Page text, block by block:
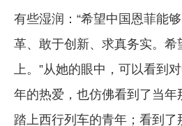
有些湿润：“希望中国恩菲能
革、敢于创新、求真务实。希
上。”从她的眼中，可以看到
年的热爱，也仿佛看到了当年
踏上西行列车的青年；看到